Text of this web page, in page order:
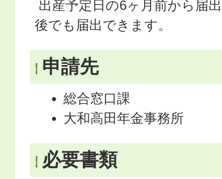
出産予定日の6ヶ月前から届
後でも届出できます。
申請先
総合窓口課
大和高田年金事務所
必要書類